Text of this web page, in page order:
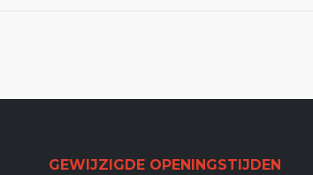
GEWIJZIGDE OPENINGSTIJDEN